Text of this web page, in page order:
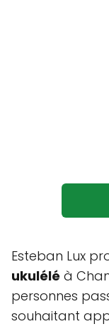
Esteban Lux
ukulélé à
personnes
souhaitant